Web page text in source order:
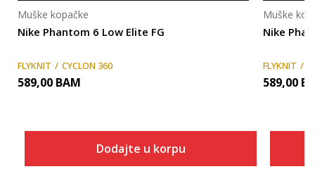
Nike Phantom 6 Low Elite FG
Muške kopačke
FLYKNIT CYCLON 360
589,00 BAM
Dodajte u korpu
Nike
Muške
FLYKNIT
589,00